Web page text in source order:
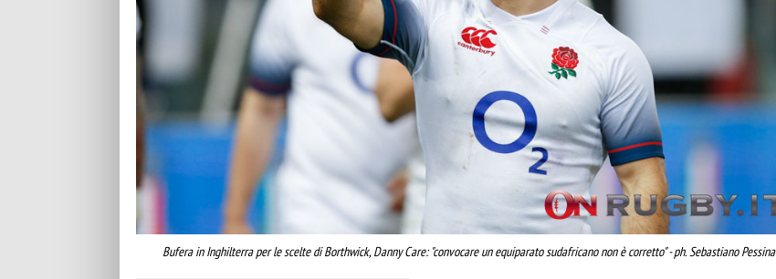
Bufera in Inghilterra per le scelte di Borthwick, Danny Care: "convocare un equiparato sudafricano non è corretto" - ph. Sebastiano Pessina